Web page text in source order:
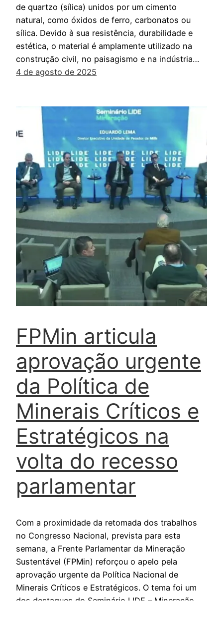
de quartzo (sílica) unidos por um cimento
natural, como óxidos de ferro, carbonatos ou
sílica. Devido à sua resistência, durabilidade e
estética, o material é amplamente utilizado na
construção civil, no paisagismo e na indústria…
4 de agosto de 2025
FPMin articula
aprovação urgente
da Política de
Minerais Críticos e
Estratégicos na
volta do recesso
parlamentar
Com a proximidade da retomada dos trabalhos
no Congresso Nacional, prevista para esta
semana, a Frente Parlamentar da Mineração
Sustentável (FPMin) reforçou o apelo pela
aprovação urgente da Política Nacional de
Minerais Críticos e Estratégicos. O tema foi um
dos destaques do Seminário LIDE – Mineração,